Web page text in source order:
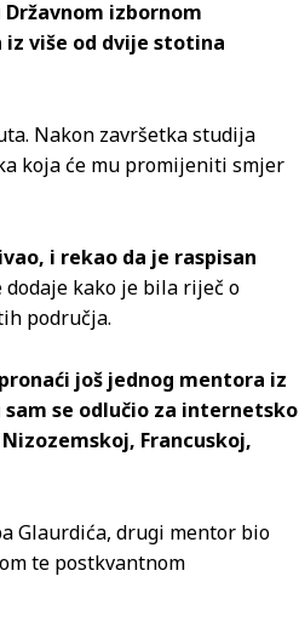
izbornom
iz više od dvije stotina
Nakon završetka studija
koja će mu promijeniti smjer
i rekao da je raspisan
dodaje kako je bila riječ o
područja.
još jednog mentora iz
se odlučio za internetsko
Francuskoj,
Glaurdića, drugi mentor bio
te postkvantnom